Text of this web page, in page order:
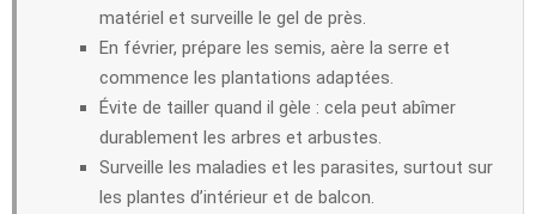
matériel et surveille le gel de près.
En février, prépare les semis, aère la serre et
commence les plantations adaptées.
Évite de tailler quand il gèle : cela peut abîmer
durablement les arbres et arbustes.
Surveille les maladies et les parasites, surtout sur
les plantes d’intérieur et de balcon.